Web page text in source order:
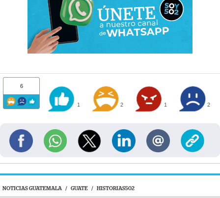
6
1 2 1 2
NOTICIAS GUATEMALA / GUATE / HISTORIAS502